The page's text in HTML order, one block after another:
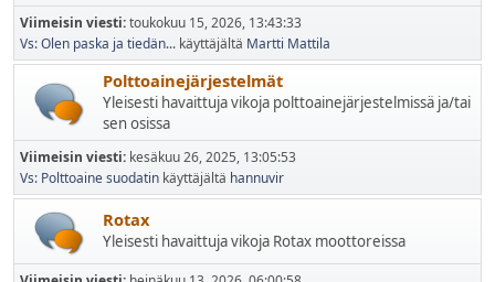
Viimeisin viesti:toukokuu 15, 2026, 13:43:33
Vs: Olen paska ja tiedän... käyttäjältä Martti Mattila
Polttoainejärjestelmät
Yleisesti havaittuja vikoja polttoainejärjestelmissä ja/tai
sen osissa
Viimeisin viesti: kesäkuu 26, 2025, 13:05:53
Vs: Polttoaine suodatin käyttäjältä hannuvir
Rotax
Yleisesti havaittuja vikoja Rotax moottoreissa